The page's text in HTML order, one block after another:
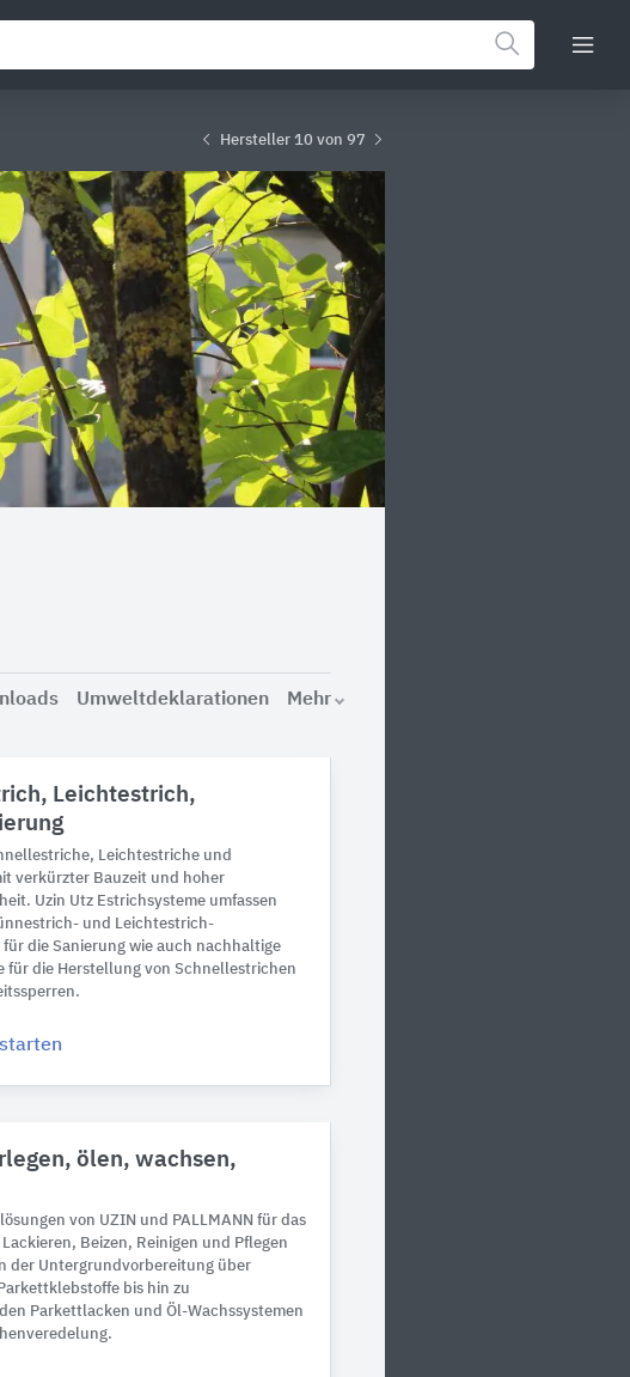
Hersteller 10 von 97
Umweltdeklarationen Mehr
Leichtestrich,
Leichtestriche und
verkürzter Bauzeit und hoher
Uzin Utz Estrichsysteme umfassen
und Leichtestrich-
die Sanierung wie auch nachhaltige
für die Herstellung von Schnellestrichen
starten
ölen, wachsen,
von UZIN und PALLMANN für das
Beizen, Reinigen und Pflegen
der Untergrundvorbereitung über
bis hin zu
Parkettlacken und Öl-Wachssystemen